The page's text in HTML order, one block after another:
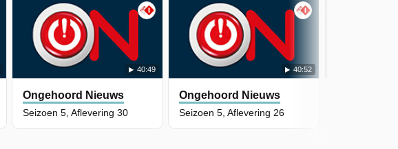
40:49
Ongehoord Nieuws
Seizoen 5, Aflevering 30
40:52
Ongehoord Nieuws
Seizoen 5, Aflevering 26